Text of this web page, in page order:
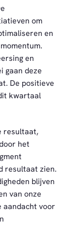
om
en
en
gaan deze
De positieve
kwartaal
resultaat,
het
resultaat zien.
blijven
van onze
voor